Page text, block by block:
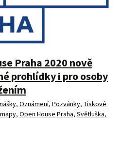
Praha 2020 nově
prohlídky i pro osoby
, Oznámení, Pozvánky, Tiskové
, Open House Praha, Světluška,